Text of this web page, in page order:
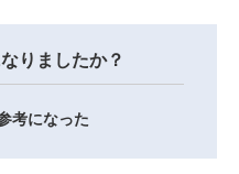
りましたか？
考になった